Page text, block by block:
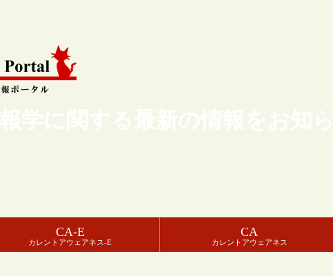
学に関する最新の情報をお知
CA-E
カレントアウェアネス-E
CA
カレントアウェアネス